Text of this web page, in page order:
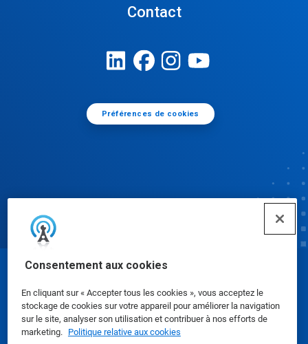
Consentement aux cookies
En cliquant sur « Accepter tous les cookies », vous acceptez le
stockage de cookies sur votre appareil pour améliorer la navigation
sur le site, analyser son utilisation et contribuer à nos efforts de
marketing. Politique relative aux cookies
Contact
Préférences de cookies
Fiches de données de sécurité|Politique de
confidentialité|conditions d'utilisation